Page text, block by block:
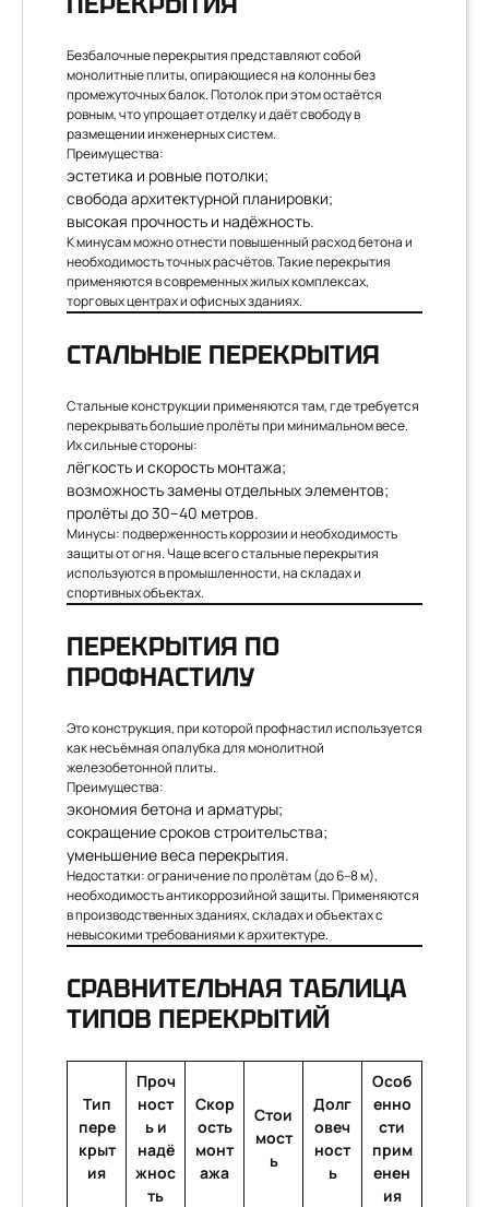
Безбалочные перекрытия представляют собой
монолитные плиты, опирающиеся на колонны без
промежуточных балок. Потолок при этом остаётся
ровным, что упрощает отделку и даёт свободу в
размещении инженерных систем.
Преимущества:
эстетика и ровные потолки;
свобода архитектурной планировки;
высокая прочность и надёжность.
К минусам можно отнести повышенный расход бетона и
необходимость точных расчётов. Такие перекрытия
применяются в современных жилых комплексах,
торговых центрах и офисных зданиях.
СТАЛЬНЫЕ ПЕРЕКРЫТИЯ
Стальные конструкции применяются там, где требуется
перекрывать большие пролёты при минимальном весе.
Их сильные стороны:
лёгкость и скорость монтажа;
возможность замены отдельных элементов;
пролёты до 30–40 метров.
Минусы: подверженность коррозии и необходимость
защиты от огня. Чаще всего стальные перекрытия
используются в промышленности, на складах и
спортивных объектах.
ПЕРЕКРЫТИЯ ПО
ПРОФНАСТИЛУ
Это конструкция, при которой профнастил используется
как несъёмная опалубка для монолитной
железобетонной плиты.
Преимущества:
экономия бетона и арматуры;
сокращение сроков строительства;
уменьшение веса перекрытия.
Недостатки: ограничение по пролётам (до 6–8 м),
необходимость антикоррозийной защиты. Применяются
в производственных зданиях, складах и объектах с
невысокими требованиями к архитектуре.
СРАВНИТЕЛЬНАЯ ТАБЛИЦА
ТИПОВ ПЕРЕКРЫТИЙ
Тип
пере
крыт
ия
Проч
ност
ь и
надё
жнос
ть
Скор
ость
монт
ажа
Стои
мост
ь
Долг
овеч
ност
ь
Особ
енно
сти
прим
енен
ия